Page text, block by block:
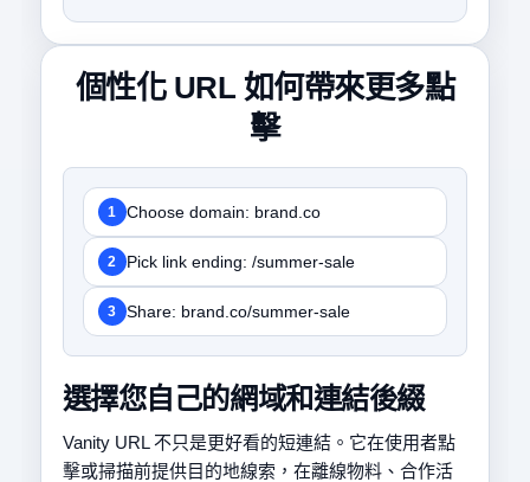
個性化 URL 如何帶來更多點
擊
1 Choose domain: brand.co
2 Pick link ending: /summer-sale
3 Share: brand.co/summer-sale
選擇您自己的網域和連結後綴
Vanity URL 不只是更好看的短連結。它在使用者點
擊或掃描前提供目的地線索，在離線物料、合作活